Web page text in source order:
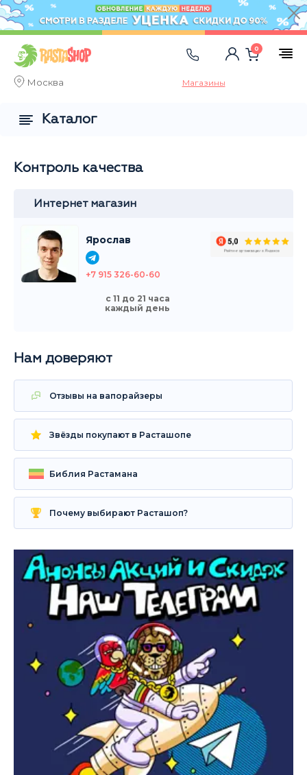
Москва Магазины
0
Контроль качества
Интернет магазин
Ярослав
+7 915 326-60-60
с 11 до 21 часа
каждый день
Нам доверяют
Отзывы на вапорайзеры
Звёзды покупают в Расташопе
Библия Растамана
Почему выбирают Расташоп?
Каталог